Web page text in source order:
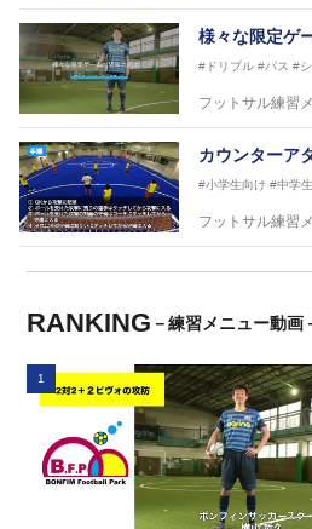
様々な限定ゲ
#ドリブル #パス #
フットサル練習
カウンターア
#小学生向け #中学
フットサル練習
RANKING －練習メニュー動画
1